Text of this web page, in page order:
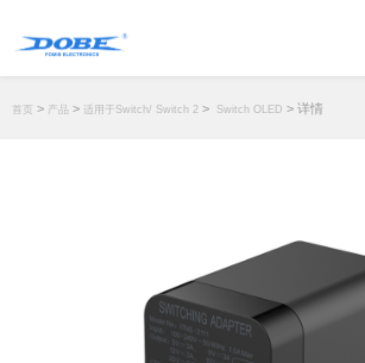
首页 > 产品 > 适用于Switch/ Switch 2 > Switch OLED > 详情